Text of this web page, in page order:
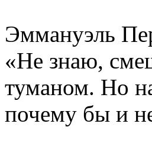
Эммануэль
«Не знаю,
туманом. Но
почему бы и